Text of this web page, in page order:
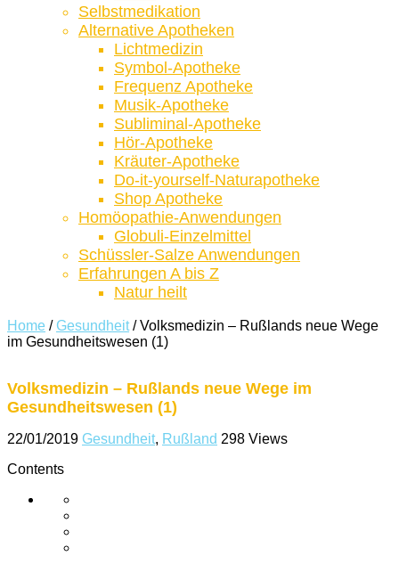
Selbstmedikation
Alternative Apotheken
Lichtmedizin
Symbol-Apotheke
Frequenz Apotheke
Musik-Apotheke
Subliminal-Apotheke
Hör-Apotheke
Kräuter-Apotheke
Do-it-yourself-Naturapotheke
Shop Apotheke
Homöopathie-Anwendungen
Globuli-Einzelmittel
Schüssler-Salze Anwendungen
Erfahrungen A bis Z
Natur heilt
Home / Gesundheit / Volksmedizin – Rußlands neue Wege
im Gesundheitswesen (1)
Volksmedizin – Rußlands neue Wege im
Gesundheitswesen (1)
22/01/2019 Gesundheit, Rußland 298 Views
Contents